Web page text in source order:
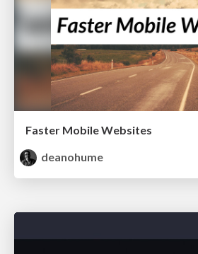
Faster Mobile Websites
deanohume